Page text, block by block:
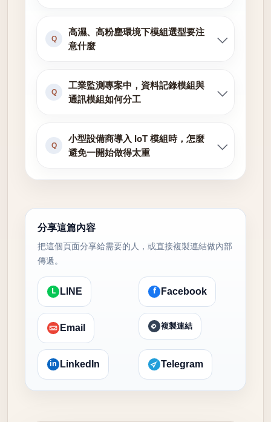
Q
高濕、高粉塵環境下模組選型要注
意什麼
Q
工業監測專案中，資料記錄模組與
通訊模組如何分工
Q
小型設備商導入 IoT 模組時，怎麼
避免一開始做得太重
分享這篇內容
把這個頁面分享給需要的人，或直接複製連結做內部
傳遞。
L LINE f Facebook
Email 複製連結
in LinkedIn Telegram